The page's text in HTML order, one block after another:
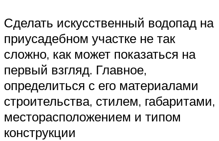
Сделать искусственный водопад на
приусадебном участке не так
сложно, как может показаться на
первый взгляд. Главное,
определиться с его материалами
строительства, стилем, габаритами,
месторасположением и типом
конструкции